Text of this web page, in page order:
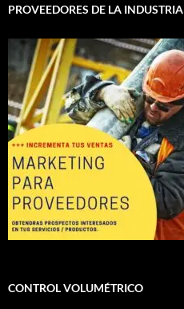
PROVEEDORES DE LA INDUSTRIA
CONTROL VOLUMÉTRICO